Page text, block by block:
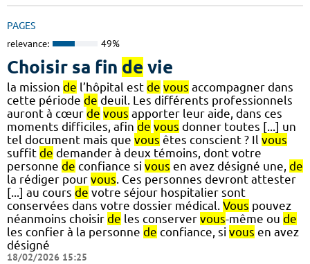
PAGES
relevance: 49%
Choisir sa fin de vie
la mission de l’hôpital est de vous accompagner dans
cette période de deuil. Les différents professionnels
auront à cœur de vous apporter leur aide, dans ces
moments difficiles, afin de vous donner toutes [...] un
tel document mais que vous êtes conscient ? Il vous
suffit de demander à deux témoins, dont votre
personne de confiance si vous en avez désigné une, de
la rédiger pour vous. Ces personnes devront attester
[...] au cours de votre séjour hospitalier sont
conservées dans votre dossier médical. Vous pouvez
néanmoins choisir de les conserver vous-même ou de
les confier à la personne de confiance, si vous en avez
désigné
18/02/2026 15:25